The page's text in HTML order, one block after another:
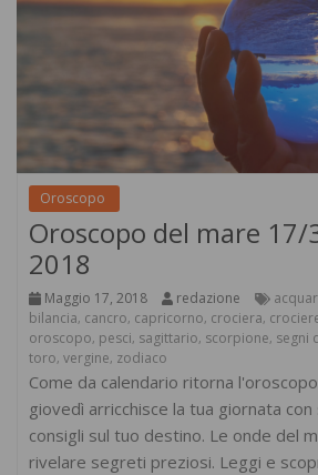
Oroscopo
Oroscopo del mare
2018
Maggio 17, 2018 redazione
bilancia, cancro, capricorno, crociera,
oroscopo, pesci, sagittario, scorpione, segni
toro, vergine, zodiaco
Come da calendario ritorna
giovedì arricchisce la tua giornata
consigli sul tuo destino. Le onde del
rivelare segreti preziosi. Leggi e